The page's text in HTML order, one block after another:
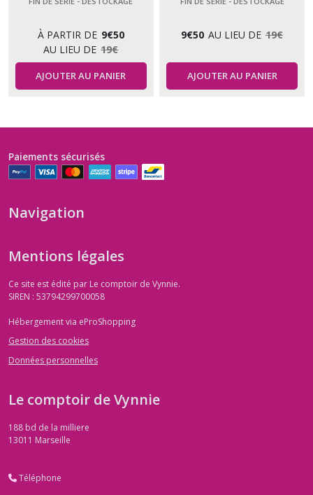
À PARTIR DE 9€50
AU LIEU DE 19€
AJOUTER AU PANIER
9€50 AU LIEU DE 19€
AJOUTER AU PANIER
Paiements sécurisés
Navigation
Mentions légales
Ce site est édité par Le comptoir de Vynnie.
SIREN : 53794299700058
Hébergement via eProShopping
Gestion des cookies
Données personnelles
Le comptoir de Vynnie
188 bd de la milliere
13011 Marseille
Téléphone